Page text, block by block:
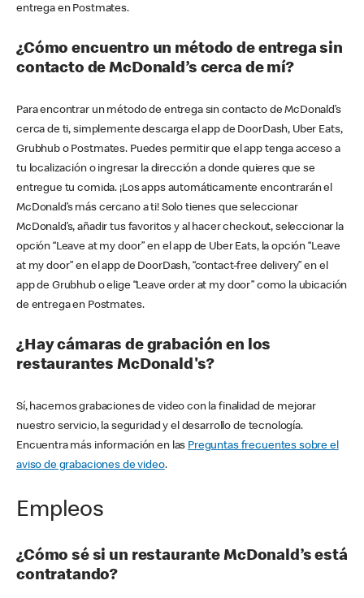
entrega en Postmates.
¿Cómo encuentro un método de entrega sin
contacto de McDonald’s cerca de mí?
Para encontrar un método de entrega sin contacto de McDonald’s
cerca de ti, simplemente descarga el app de DoorDash, Uber Eats,
Grubhub o Postmates. Puedes permitir que el app tenga acceso a
tu localización o ingresar la dirección a donde quieres que se
entregue tu comida. ¡Los apps automáticamente encontrarán el
McDonald’s más cercano a ti! Solo tienes que seleccionar
McDonald’s, añadir tus favoritos y al hacer checkout, seleccionar la
opción “Leave at my door” en el app de Uber Eats, la opción “Leave
at my door” en el app de DoorDash, “contact-free delivery” en el
app de Grubhub o elige “Leave order at my door” como la ubicación
de entrega en Postmates.
¿Hay cámaras de grabación en los
restaurantes McDonald's?
Sí, hacemos grabaciones de video con la finalidad de mejorar
nuestro servicio, la seguridad y el desarrollo de tecnología.
Encuentra más información en las Preguntas frecuentes sobre el
aviso de grabaciones de video.
Empleos
¿Cómo sé si un restaurante McDonald’s está
contratando?